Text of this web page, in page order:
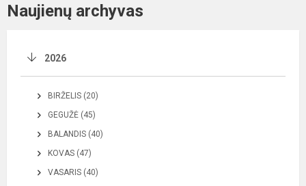
Naujienų archyvas
2026
BIRŽELIS (20)
GEGUŽĖ (45)
BALANDIS (40)
KOVAS (47)
VASARIS (40)